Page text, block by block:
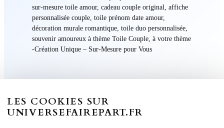
sur-mesure toile amour, cadeau couple original, affiche
personnalisée couple, toile prénom date amour,
décoration murale romantique, toile duo personnalisée,
souvenir amoureux à thème Toile Couple, à votre thème
-Création Unique – Sur-Mesure pour Vous
LES COOKIES SUR
UNIVERSEFAIREPART.FR